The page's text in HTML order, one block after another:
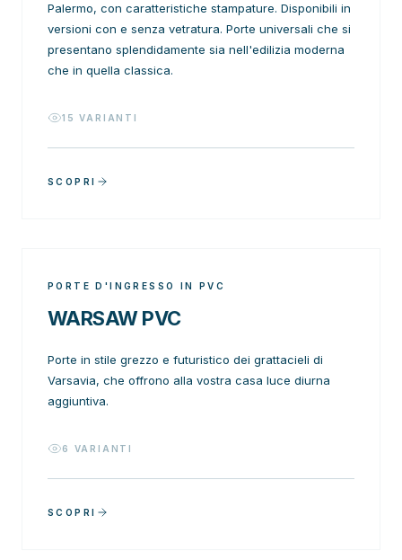
Palermo, con caratteristiche stampature. Disponibili in
versioni con e senza vetratura. Porte universali che si
presentano splendidamente sia nell'edilizia moderna
che in quella classica.
15 VARIANTI
SCOPRI
PORTE D'INGRESSO IN PVC
WARSAW PVC
Porte in stile grezzo e futuristico dei grattacieli di
Varsavia, che offrono alla vostra casa luce diurna
aggiuntiva.
6 VARIANTI
SCOPRI